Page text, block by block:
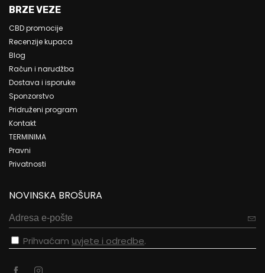
BRZE VEZE
CBD promocije
Recenzije kupaca
Blog
Račun i narudžba
Dostava i isporuke
Sponzorstvo
Pridruženi program
Kontakt
TERMINIMA
Pravni
Privatnosti
NOVINSKA BROŠURA
Prihvaćam uvjete i odredbe.